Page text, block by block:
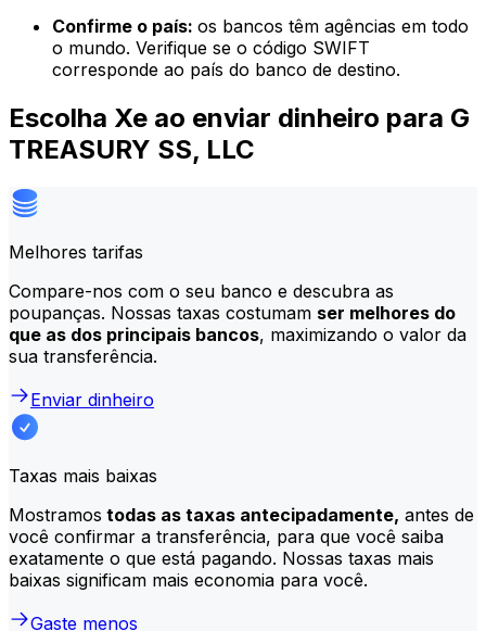
Confirme o país: os bancos têm agências em todo
o mundo. Verifique se o código SWIFT
corresponde ao país do banco de destino.
Escolha Xe ao enviar dinheiro para G
TREASURY SS, LLC
Melhores tarifas
Compare-nos com o seu banco e descubra as
poupanças. Nossas taxas costumam ser melhores do
que as dos principais bancos, maximizando o valor da
sua transferência.
Enviar dinheiro
Taxas mais baixas
Mostramos todas as taxas antecipadamente, antes de
você confirmar a transferência, para que você saiba
exatamente o que está pagando. Nossas taxas mais
baixas significam mais economia para você.
Gaste menos